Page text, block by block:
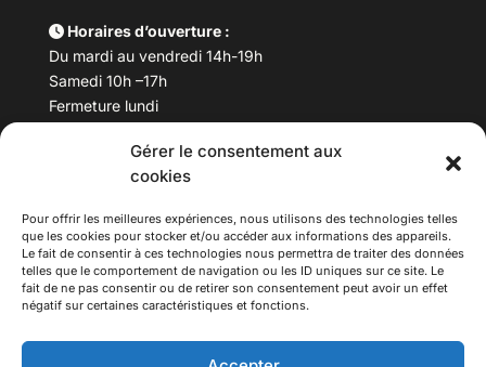
Gérer le consentement aux
cookies
Pour offrir les meilleures expériences, nous utilisons des technologies telles
que les cookies pour stocker et/ou accéder aux informations des appareils.
Le fait de consentir à ces technologies nous permettra de traiter des données
telles que le comportement de navigation ou les ID uniques sur ce site. Le
fait de ne pas consentir ou de retirer son consentement peut avoir un effet
négatif sur certaines caractéristiques et fonctions.
Horaires d’ouverture :
Du mardi au vendredi 14h-19h
Samedi 10h –17h
Fermeture lundi
Téléphone : 04 78 53 06 40
maisondesculturesasiatiques@asiexpo.com